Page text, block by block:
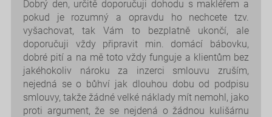
Dobrý den, určitě doporučuji dohodu s makléřem a
pokud je rozumný a opravdu ho nechcete tzv.
vyšachovat, tak Vám to bezplatně ukončí, ale
doporučuji vždy připravit min. domácí bábovku,
dobré pití a na mě toto vždy funguje a klientům bez
jakéhokoliv nároku za inzerci smlouvu zruším,
nejedná se o bůhví jak dlouhou dobu od podpisu
smlouvy, takže žádné velké náklady mít nemohl, jako
proti argument, že se nejdená o žádnou kulišárnu